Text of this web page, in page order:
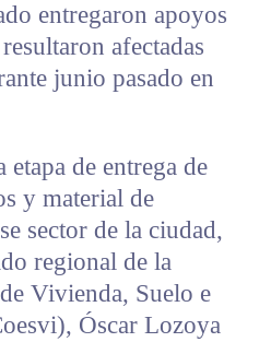
entregaron apoyos
afectadas
junio pasado en
etapa de entrega de
y material de
sector de la ciudad,
regional de la
Vivienda, Suelo e
Óscar Lozoya